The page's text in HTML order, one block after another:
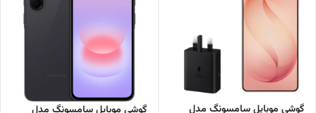
گوشی موبایل سامسونگ مدل